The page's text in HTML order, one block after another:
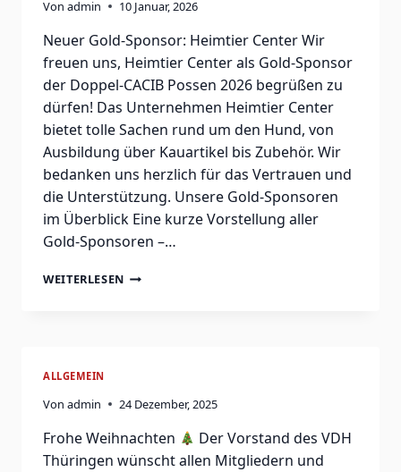
Von admin 10 Januar, 2026
Neuer Gold-Sponsor: Heimtier Center Wir
freuen uns, Heimtier Center als Gold-Sponsor
der Doppel-CACIB Possen 2026 begrüßen zu
dürfen! Das Unternehmen Heimtier Center
bietet tolle Sachen rund um den Hund, von
Ausbildung über Kauartikel bis Zubehör. Wir
bedanken uns herzlich für das Vertrauen und
die Unterstützung. Unsere Gold-Sponsoren
im Überblick Eine kurze Vorstellung aller
Gold-Sponsoren –…
WEITERLESEN
ALLGEMEIN
Von admin 24 Dezember, 2025
Frohe Weihnachten
Der Vorstand des VDH
Thüringen wünscht allen Mitgliedern und